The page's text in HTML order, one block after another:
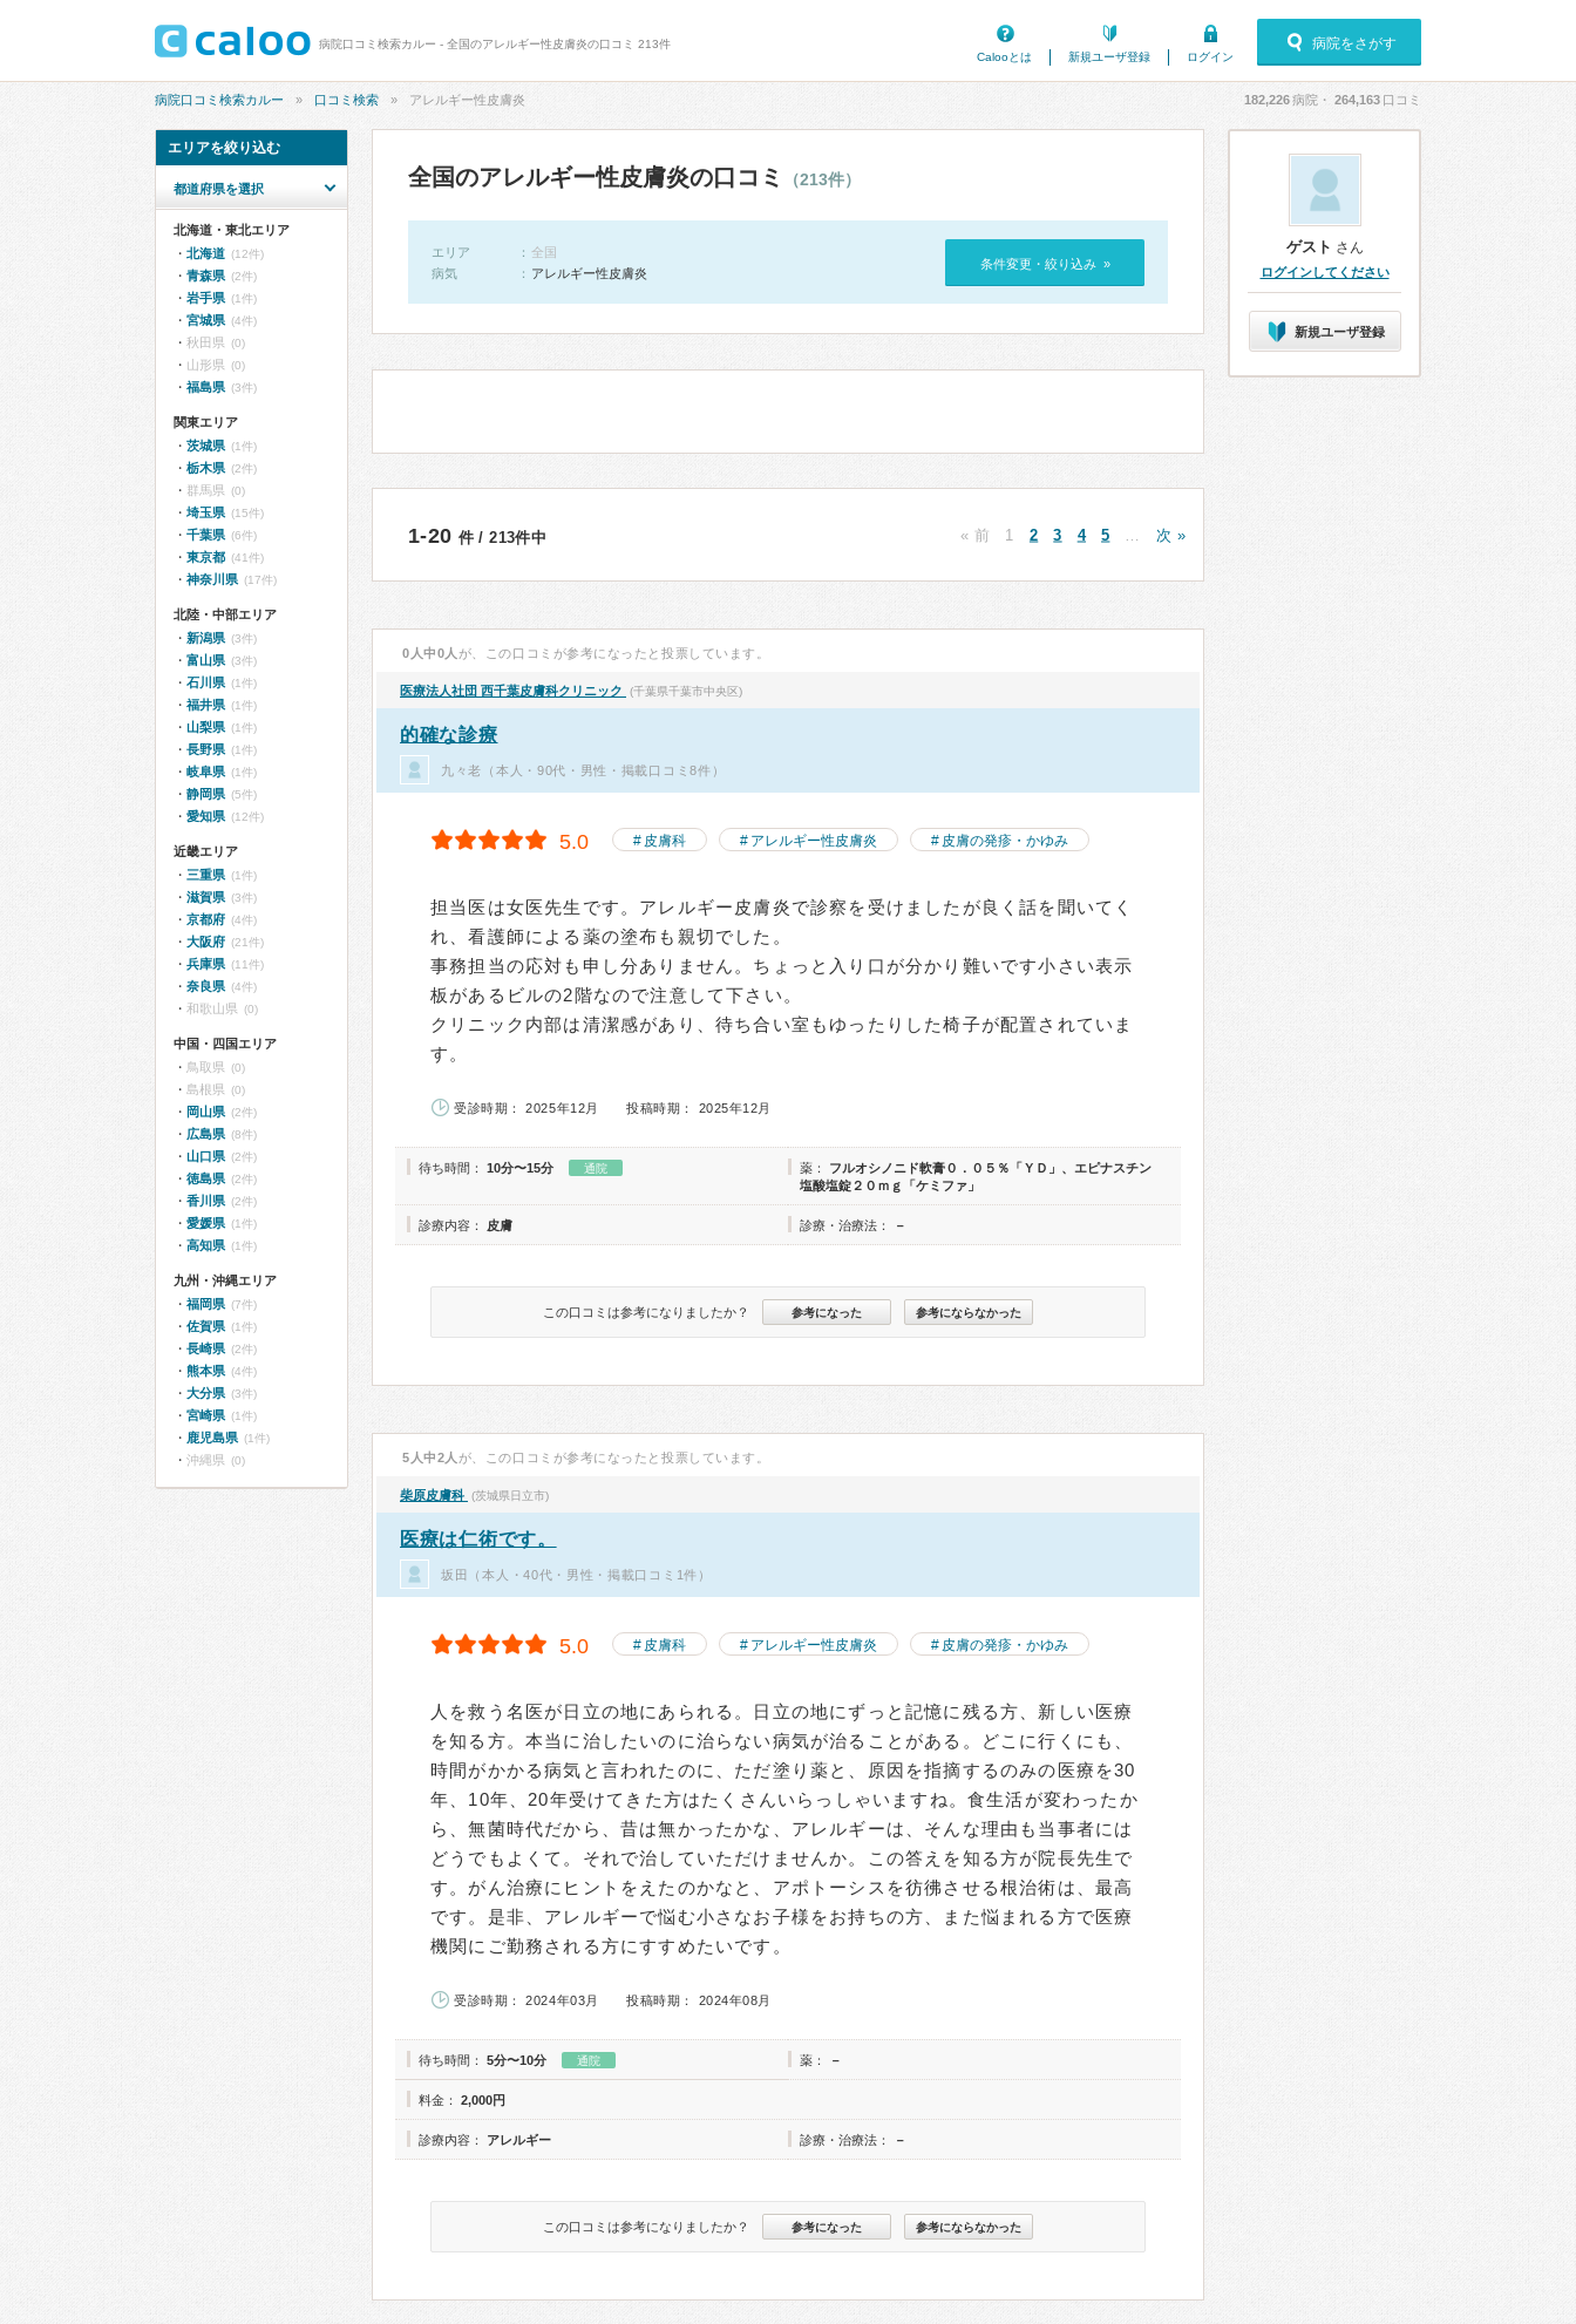
病院口コミ検索カルー - 全国のアレルギー性皮膚炎の口コミ 213件
Calooとは
新規ユーザ登録 ログイン
病院をさがす
病院口コミ検索カルー 口コミ検索 アレルギー性皮膚炎 182,226病院・ 264,163 口コミ
全国のアレルギー性皮膚炎の口コミ （213件）
エリア
全国
病気
アレルギー性皮膚炎
条件変更・絞り込み »
1-20 件 / 213件中 « 前 1 2 3 4 5 次 »
0人中0人 が、この口コミが参考になったと投票しています。
医療法人社団 西千葉皮膚科クリニック (千葉県千葉市中央区)
的確な診療
九々老（本人・90代・男性・掲載口コミ8件）
5.0 皮膚科 アレルギー性皮膚炎 皮膚の発疹・かゆみ
担当医は女医先生です。アレルギー皮膚炎で診察を受けましたが良く話を聞いてく
れ、看護師による薬の塗布も親切でした。
事務担当の応対も申し分ありません。ちょっと入り口が分かり難いです小さい表示
板があるビルの2階なので注意して下さい。
クリニック内部は清潔感があり、待ち合い室もゆったりした椅子が配置されていま
す。
受診時期： 2025年12月 投稿時期： 2025年12月
待ち時間： 10分〜15分 通院 薬： フルオシノニド軟膏０．０５％「ＹＤ」、エピナスチン
塩酸塩錠２０ｍｇ「ケミファ」
診療内容： 皮膚 診療・治療法： －
この口コミは参考になりましたか？ 参考になった 参考にならなかった
5人中2人 が、この口コミが参考になったと投票しています。
柴原皮膚科 (茨城県日立市)
医療は仁術です。
坂田（本人・40代・男性・掲載口コミ1件）
5.0 皮膚科 アレルギー性皮膚炎 皮膚の発疹・かゆみ
人を救う名医が日立の地にあられる。日立の地にずっと記憶に残る方、新しい医療
を知る方。本当に治したいのに治らない病気が治ることがある。どこに行くにも、
時間がかかる病気と言われたのに、ただ塗り薬と、原因を指摘するのみの医療を30
年、10年、20年受けてきた方はたくさんいらっしゃいますね。食生活が変わったか
ら、無菌時代だから、昔は無かったかな、アレルギーは、そんな理由も当事者には
どうでもよくて。それで治していただけませんか。この答えを知る方が院長先生で
す。がん治療にヒントをえたのかなと、アポトーシスを彷彿させる根治術は、最高
です。是非、アレルギーで悩む小さなお子様をお持ちの方、また悩まれる方で医療
機関にご勤務される方にすすめたいです。
受診時期： 2024年03月 投稿時期： 2024年08月
待ち時間： 5分〜10分 通院 薬： －
料金： 2,000円
診療内容： アレルギー 診療・治療法： －
この口コミは参考になりましたか？ 参考になった 参考にならなかった
エリアを絞り込む
都道府県を選択
北海道・東北エリア
北海道 (12件)
青森県 (2件)
岩手県 (1件)
宮城県 (4件)
秋田県 (0)
山形県 (0)
福島県 (3件)
関東エリア
茨城県 (1件)
栃木県 (2件)
群馬県 (0)
埼玉県 (15件)
千葉県 (6件)
東京都 (41件)
神奈川県 (17件)
北陸・中部エリア
新潟県 (3件)
富山県 (3件)
石川県 (1件)
福井県 (1件)
山梨県 (1件)
長野県 (1件)
岐阜県 (1件)
静岡県 (5件)
愛知県 (12件)
近畿エリア
三重県 (1件)
滋賀県 (3件)
京都府 (4件)
大阪府 (21件)
兵庫県 (11件)
奈良県 (4件)
和歌山県 (0)
中国・四国エリア
鳥取県 (0)
島根県 (0)
岡山県 (2件)
広島県 (8件)
山口県 (2件)
徳島県 (2件)
香川県 (2件)
愛媛県 (1件)
高知県 (1件)
九州・沖縄エリア
福岡県 (7件)
佐賀県 (1件)
長崎県 (2件)
熊本県 (4件)
大分県 (3件)
宮崎県 (1件)
鹿児島県 (1件)
沖縄県 (0)
ゲスト さん
ログインしてください
新規ユーザ登録